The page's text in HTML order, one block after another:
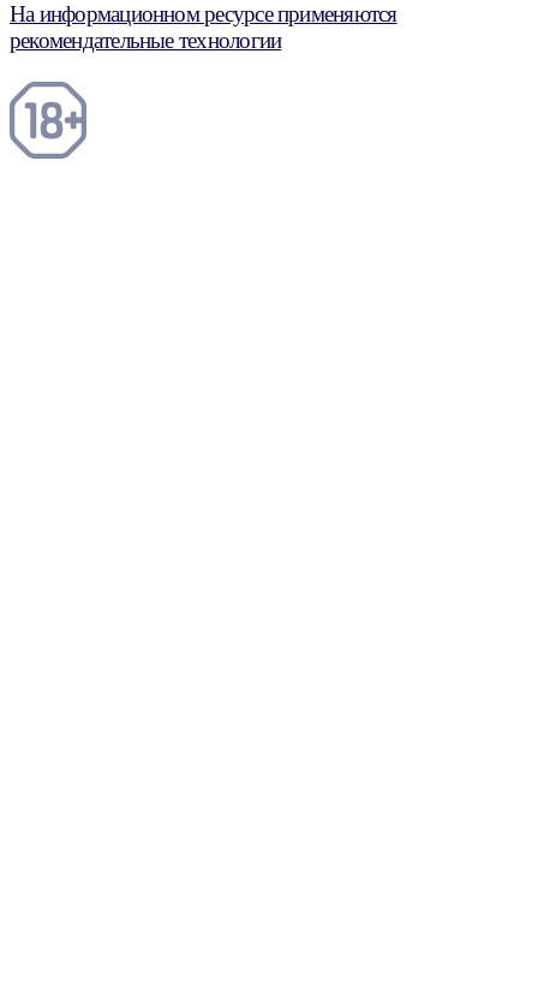
На информационном ресурсе применяются
рекомендательные технологии